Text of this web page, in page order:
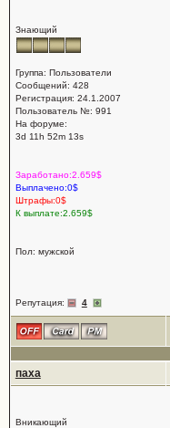
Знающий
Группа: Пользователи
Сообщений: 428
Регистрация: 24.1.2007
Пользователь №: 991
На форуме:
3d 11h 52m 13s
Заработано:2.659$
Выплачено:0$
Штрафы:0$
К выплате:2.659$
Пол: мужской
Репутация: 4
паха
Вникающий